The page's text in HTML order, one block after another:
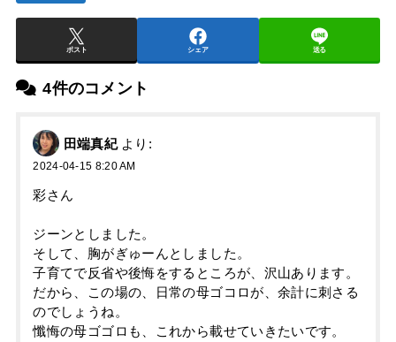
ポスト シェア 送る
4件のコメント
田端真紀 より:
2024-04-15 8:20 AM
彩さん
ジーンとしました。
そして、胸がぎゅーんとしました。
子育てで反省や後悔をするところが、沢山あります。
だから、この場の、日常の母ゴコロが、余計に刺さる
のでしょうね。
懺悔の母ゴゴロも、これから載せていきたいです。